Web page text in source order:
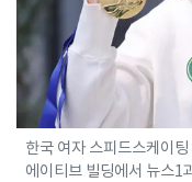
한국 여자 스피드스케이
에이티브 빌딩에서 뉴스